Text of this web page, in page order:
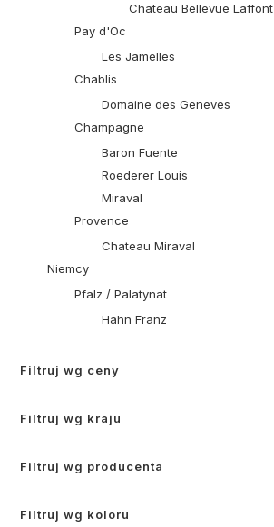
Chateau Bellevue Laffont
Pay d'Oc
Les Jamelles
Chablis
Domaine des Geneves
Champagne
Baron Fuente
Roederer Louis
Miraval
Provence
Chateau Miraval
Niemcy
Pfalz / Palatynat
Hahn Franz
Filtruj wg ceny
Filtruj wg kraju
Filtruj wg producenta
Filtruj wg koloru